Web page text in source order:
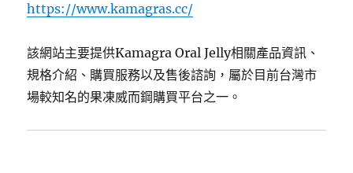
https://www.kamagras.cc/
該網站主要提供Kamagra Oral Jelly相關產品資訊、
規格介紹、購買服務以及售後諮詢，屬於目前台灣市
場較知名的果凍威而鋼購買平台之一。